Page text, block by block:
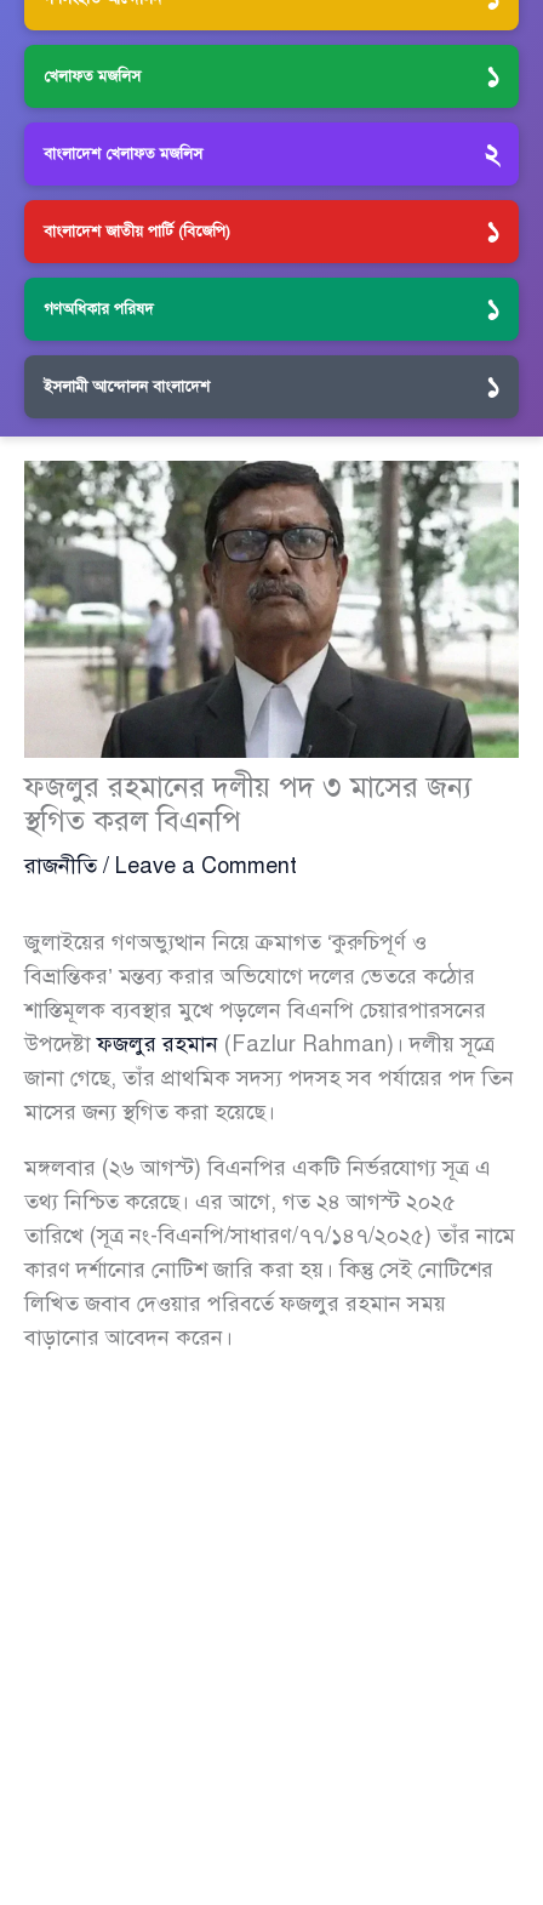
খেলাফত মজলিস ১
বাংলাদেশ খেলাফত মজলিস ২
বাংলাদেশ জাতীয় পার্টি (বিজেপি) ১
গণঅধিকার পরিষদ ১
ইসলামী আন্দোলন বাংলাদেশ ১
ফজলুর রহমানের দলীয় পদ ৩ মাসের জন্য
স্থগিত করল বিএনপি
রাজনীতি/ Leave a Comment
জুলাইয়ের গণঅভ্যুত্থান নিয়ে ক্রমাগত ‘কুরুচিপূর্ণ ও
বিভ্রান্তিকর’ মন্তব্য করার অভিযোগে দলের ভেতরে কঠোর
শাস্তিমূলক ব্যবস্থার মুখে পড়লেন বিএনপি চেয়ারপারসনের
উপদেষ্টাফজলুর রহমান (Fazlur Rahman)। দলীয় সূত্রে
জানা গেছে, তাঁর প্রাথমিক সদস্য পদসহ সব পর্যায়ের পদ তিন
মাসের জন্য স্থগিত করা হয়েছে।
মঙ্গলবার (২৬ আগস্ট) বিএনপির একটি নির্ভরযোগ্য সূত্র এ
তথ্য নিশ্চিত করেছে। এর আগে, গত ২৪ আগস্ট ২০২৫
তারিখে (সূত্র নং-বিএনপি/সাধারণ/৭৭/১৪৭/২০২৫) তাঁর নামে
কারণ দর্শানোর নোটিশ জারি করা হয়। কিন্তু সেই নোটিশের
লিখিত জবাব দেওয়ার পরিবর্তে ফজলুর রহমান সময়
বাড়ানোর আবেদন করেন।